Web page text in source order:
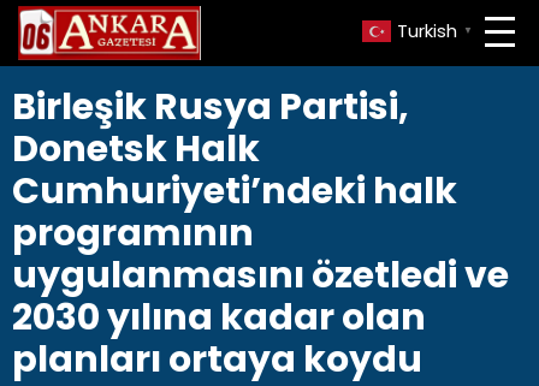
Turkish ▼
Birleşik Rusya Partisi,
Donetsk Halk
Cumhuriyeti’ndeki halk
programının
uygulanmasını özetledi ve
2030 yılına kadar olan
planları ortaya koydu